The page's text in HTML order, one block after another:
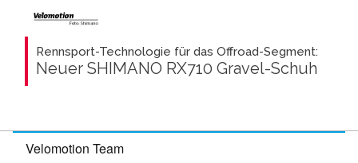
Rennsport-Technologie für das Offroad-Segment:
Neuer SHIMANO RX710 Gravel-Schuh
Velomotion Team